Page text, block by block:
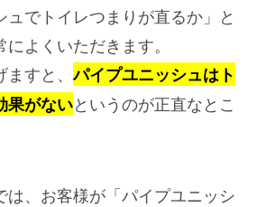
ュでトイレつまりが直るか」と
よくいただきます。
ますと、パイプユニッシュはト
果がないというのが正直なとこ
は、お客様が「パイプユニッシ